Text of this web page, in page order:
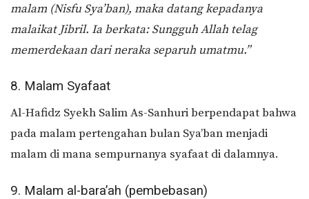
malam (Nisfu Sya’ban), maka datang kepadanya
malaikat Jibril. Ia berkata: Sungguh Allah telag
memerdekaan dari neraka separuh umatmu.”
8. Malam Syafaat
Al-Hafidz Syekh Salim As-Sanhuri berpendapat bahwa
pada malam pertengahan bulan Sya’ban menjadi
malam di mana sempurnanya syafaat di dalamnya.
9. Malam al-bara’ah (pembebasan)